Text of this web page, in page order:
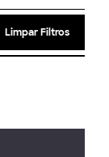
Limpar Filtros